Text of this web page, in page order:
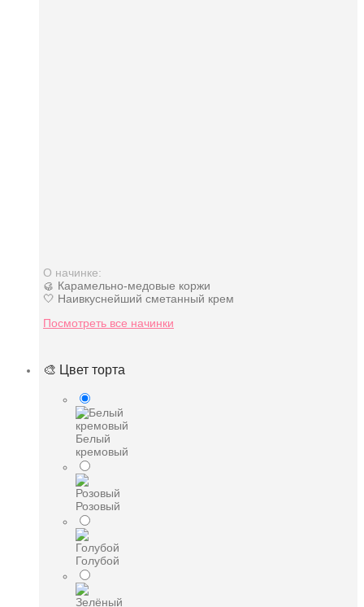
О начинке:
🥮 Карамельно-медовые коржи
🤍 Наивкуснейший сметанный крем
Посмотреть все начинки
🎨 Цвет торта
Белый
кремовый
Розовый
Голубой